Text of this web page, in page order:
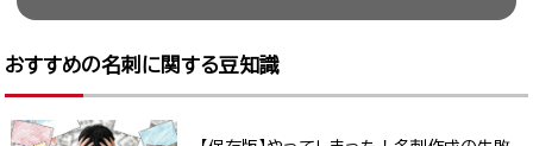
おすすめの名刺に関する豆知識